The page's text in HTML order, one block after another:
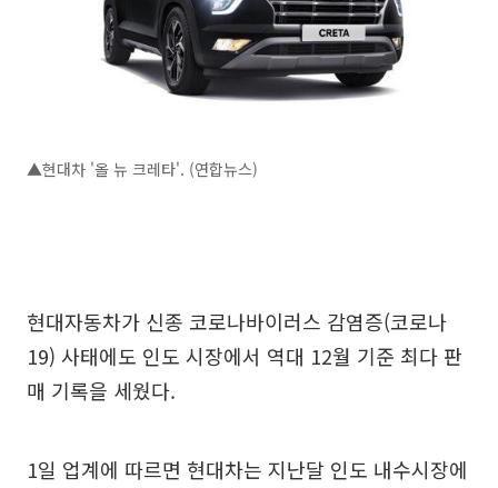
▲현대차 '올 뉴 크레타'. (연합뉴스)
현대자동차가 신종 코로나바이러스 감염증(코로나
19) 사태에도 인도 시장에서 역대 12월 기준 최다 판
매 기록을 세웠다.
1일 업계에 따르면 현대차는 지난달 인도 내수시장에